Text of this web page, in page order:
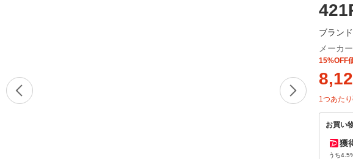
ブランド
メーカ
15%OFF
1つあたり
お買い
獲
うち